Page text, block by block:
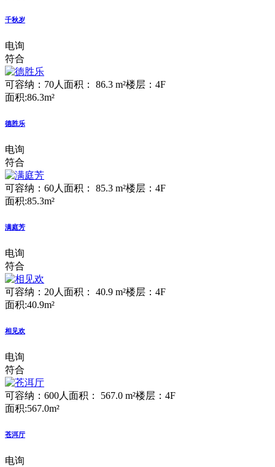
千秋岁
电询
符合
可容纳：70人 面积： 86.3 m²楼层：4F
面积:86.3m²
德胜乐
电询
符合
可容纳：60人 面积： 85.3 m²楼层：4F
面积:85.3m²
满庭芳
电询
符合
可容纳：20人 面积： 40.9 m²楼层：4F
面积:40.9m²
相见欢
电询
符合
可容纳：600人 面积： 567.0 m²楼层：4F
面积:567.0m²
苍洱厅
电询